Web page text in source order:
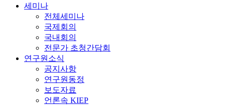
세미나
전체세미나
국제회의
국내회의
전문가 초청간담회
연구원소식
공지사항
연구원동정
보도자료
언론속 KIEP